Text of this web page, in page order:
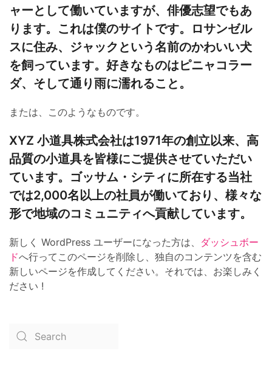
ャーとして働いていますが、俳優志望でもあ
ります。これは僕のサイトです。ロサンゼル
スに住み、ジャックという名前のかわいい犬
を飼っています。好きなものはピニャコラー
ダ、そして通り雨に濡れること。
または、このようなものです。
XYZ 小道具株式会社は1971年の創立以来、高
品質の小道具を皆様にご提供させていただい
ています。ゴッサム・シティに所在する当社
では2,000名以上の社員が働いており、様々な
形で地域のコミュニティへ貢献しています。
新しく WordPress ユーザーになった方は、 ダッシュボー
ドへ行ってこのページを削除し、独自のコンテンツを含む
新しいページを作成してください。それでは、お楽しみく
ださい !